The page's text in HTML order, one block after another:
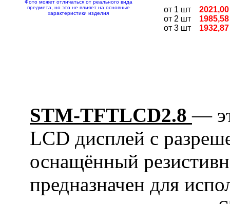
Фото может отличаться от реального вида
предмета, но это не влияет на основные
характеристики изделия
от 1 шт
от 2 шт
от 3 шт
2021,00
1985,58
1932,87
STM-TFTLCD2.8—
LCD дисплей с
оснащённый
предназначен для